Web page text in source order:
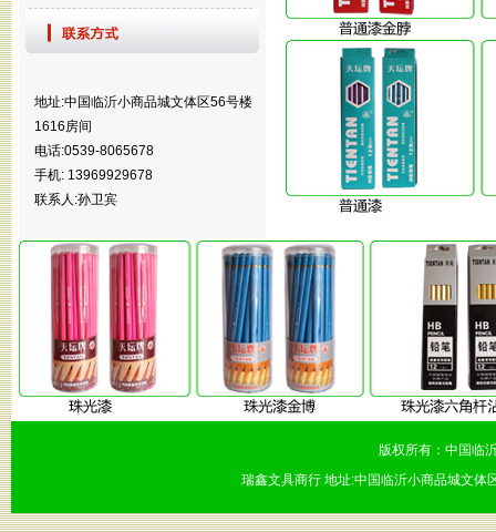
地址:中国临沂小商品城文体区56号楼
1616房间
电话:0539-8065678
手机: 13969929678
联系人:孙卫宾
版权所有：中国临
瑞鑫文具商行 地址:中国临沂小商品城文